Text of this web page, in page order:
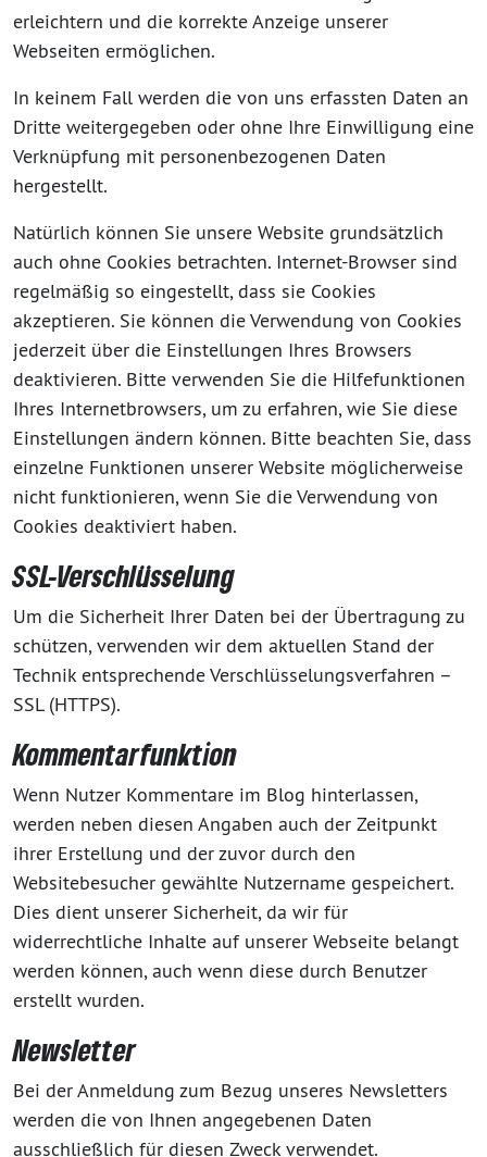
erleichtern und die korrekte Anzeige unserer
Webseiten ermöglichen.
In keinem Fall werden die von uns erfassten Daten an
Dritte weitergegeben oder ohne Ihre Einwilligung eine
Verknüpfung mit personenbezogenen Daten
hergestellt.
Natürlich können Sie unsere Website grundsätzlich
auch ohne Cookies betrachten. Internet-Browser sind
regelmäßig so eingestellt, dass sie Cookies
akzeptieren. Sie können die Verwendung von Cookies
jederzeit über die Einstellungen Ihres Browsers
deaktivieren. Bitte verwenden Sie die Hilfefunktionen
Ihres Internetbrowsers, um zu erfahren, wie Sie diese
Einstellungen ändern können. Bitte beachten Sie, dass
einzelne Funktionen unserer Website möglicherweise
nicht funktionieren, wenn Sie die Verwendung von
Cookies deaktiviert haben.
SSL-Verschlüsselung
Um die Sicherheit Ihrer Daten bei der Übertragung zu
schützen, verwenden wir dem aktuellen Stand der
Technik entsprechende Verschlüsselungsverfahren –
SSL (HTTPS).
Kommentarfunktion
Wenn Nutzer Kommentare im Blog hinterlassen,
werden neben diesen Angaben auch der Zeitpunkt
ihrer Erstellung und der zuvor durch den
Websitebesucher gewählte Nutzername gespeichert.
Dies dient unserer Sicherheit, da wir für
widerrechtliche Inhalte auf unserer Webseite belangt
werden können, auch wenn diese durch Benutzer
erstellt wurden.
Newsletter
Bei der Anmeldung zum Bezug unseres Newsletters
werden die von Ihnen angegebenen Daten
ausschließlich für diesen Zweck verwendet.